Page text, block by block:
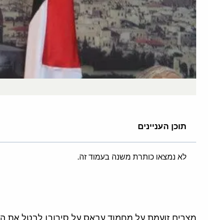
תוכן העניינים
לא נמצאו כותרת משנה בעמוד זה.